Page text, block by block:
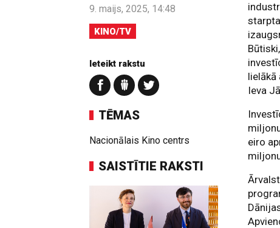
9. maijs, 2025, 14:48
KINO/TV
Ieteikt rakstu
TĒMAS
Nacionālais Kino centrs
SAISTĪTIE RAKSTI
lielākā
Ieva
eiro